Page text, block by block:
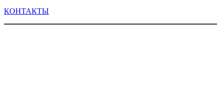
КОНТАКТЫ